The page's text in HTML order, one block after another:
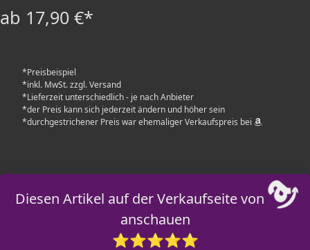
ab 17,90 €*
*Preisbeispiel
*inkl. MwSt. zzgl. Versand
*Lieferzeit unterschiedlich - je nach Anbieter
*der Preis kann sich jederzeit ändern und höher sein
*durchgestrichener Preis war ehemaliger Verkaufspreis bei
Diesen Artikel auf der Verkaufseite von
anschauen
⭐⭐⭐⭐⭐